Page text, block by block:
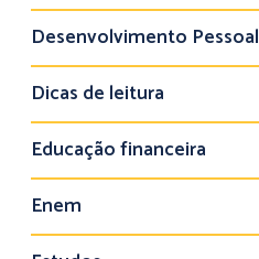
Desenvolvimento Pessoal
Dicas de leitura
Educação financeira
Enem